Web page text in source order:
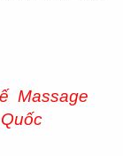
Massage